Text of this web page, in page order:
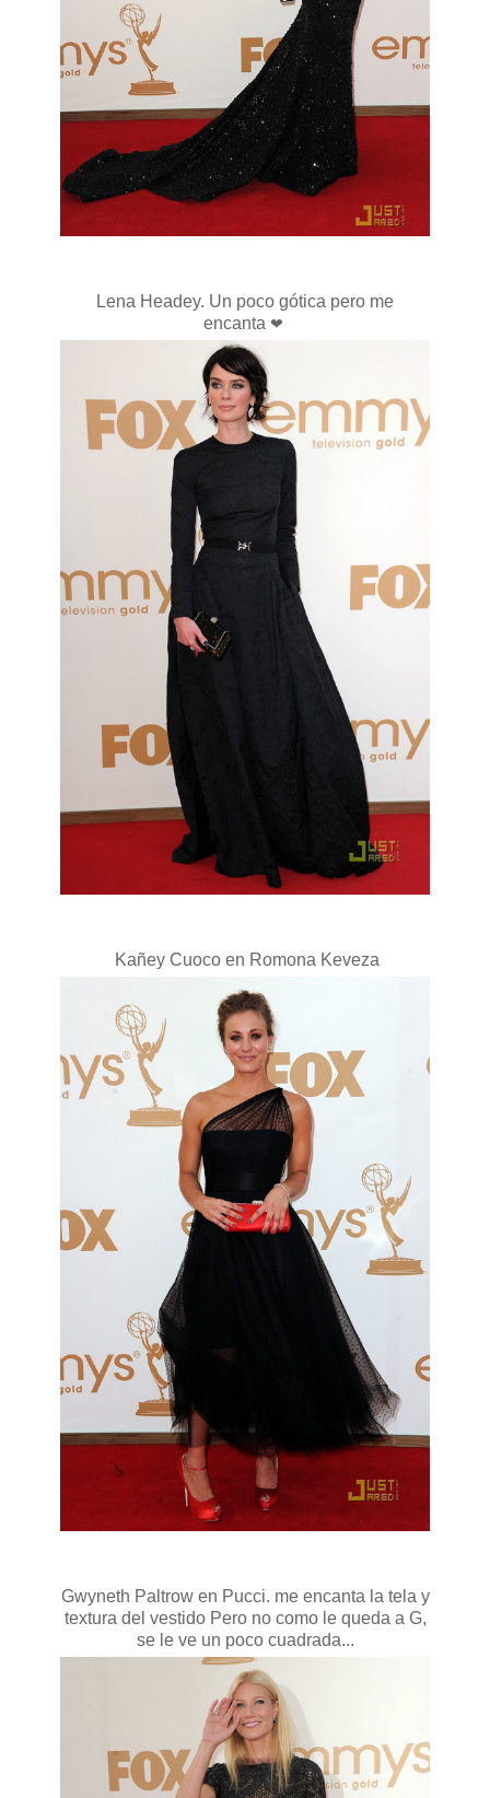
Lena Headey. Un poco gótica pero me
encanta ❤
Kañey Cuoco en Romona Keveza
Gwyneth Paltrow en Pucci. me encanta la tela y
textura del vestido Pero no como le queda a G,
se le ve un poco cuadrada...